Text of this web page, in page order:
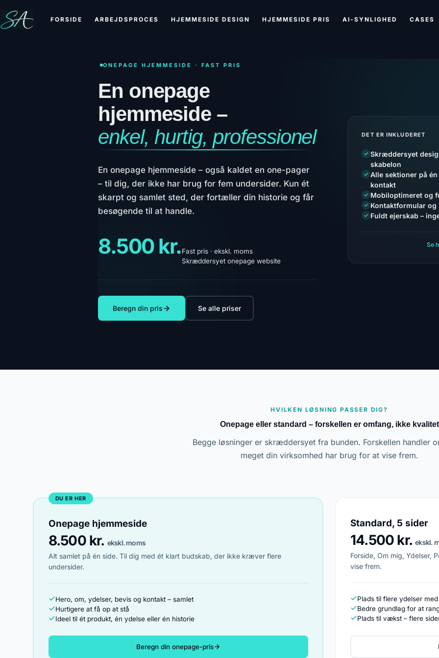
FORSIDE ARBEJDSPROCES HJEMMESIDE DESIGN HJEMMESIDE PRIS AI-SYNLIGHED CASES
ONEPAGE HJEMMESIDE · FAST PRIS
En onepage
hjemmeside –
enkel, hurtig, professionel
En onepage hjemmeside – også kaldet en one-pager
– til dig, der ikke har brug for fem undersider. Kun ét
skarpt og samlet sted, der fortæller din historie og får
besøgende til at handle.
8.500 kr.Fast pris · ekskl. moms
Skræddersyet onepage website
Beregn din pris Se alle priser
DET ER INKLUDERET
✓ Skræddersyet
skabelon
✓ Alle sektioner på
kontakt
✓ Mobiloptimeret og
✓ Kontaktformular
✓ Fuldt ejerskab –
Se
HVILKEN LØSNING PASSER DIG?
Onepage eller standard – forskellen er omfang, ikke kvalitet
Begge løsninger er skræddersyet fra bunden. Forskellen handler
meget din virksomhed har brug for at vise frem.
DU ER HER
Onepage hjemmeside
8.500 kr. ekskl. moms
Alt samlet på én side. Til dig med ét klart budskab, der ikke kræver flere
undersider.
Hero, om, ydelser, bevis og kontakt – samlet
Hurtigere at få op at stå
Ideel til ét produkt, én ydelse eller én historie
Beregn din onepage-pris
Standard, 5 sider
14.500 kr.ekskl.
Forside, Om mig, Ydelser,
vise frem.
Plads til flere ydelser
Bedre grundlag for at
Plads til vækst – flere